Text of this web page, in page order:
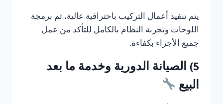
يتم تنفيذ أعمال التركيب باحترافية عالية، ثم برمجة
اللوحات وتجربة النظام بالكامل للتأكد من عمل
جميع الأجزاء بكفاءة.
5) الصيانة الدورية وخدمة ما بعد
البيع